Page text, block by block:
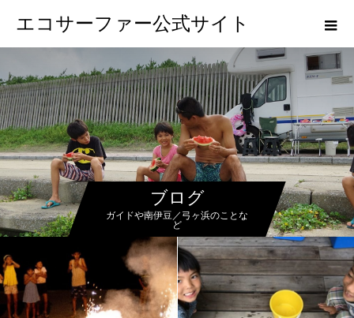
エコサーファー公式サイト
ブログ
ガイドや南伊豆／弓ヶ浜のことな
ど